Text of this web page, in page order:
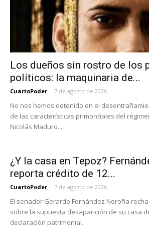
Los dueños sin rostro de los
políticos: la maquinaria de...
CuartoPoder - 7 de agosto de 2026
No nos hemos detenido en el
de las características primordiales del
Nicolás Maduro...
¿Y la casa en Tepoz?
reporta crédito de 12...
CuartoPoder - 7 de agosto de 2026
El senador Gerardo Fernández Noroña
sobre la supuesta desaparición de su casa
declaración patrimonial.